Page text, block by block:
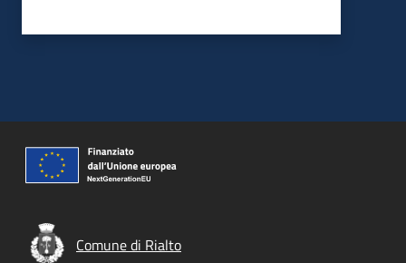
Comune di Rialto